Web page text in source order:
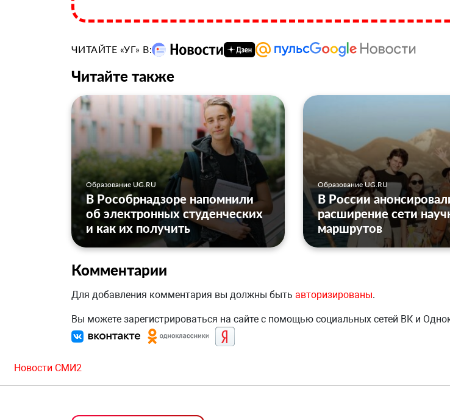
ЧИТАЙТЕ «УГ» В:
Читайте также
Образование UG.RU
В Рособрнадзоре напомнили
об электронных студенческих
и как их получить
Образование UG.RU
В России
расширение сети
маршрутов
Комментарии
Для добавления комментария вы должны быть авторизированы.
Вы можете зарегистрироваться на сайте с помощью социальных сетей ВК и
Новости СМИ2